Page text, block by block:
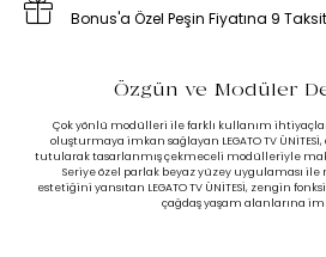
Bonus'a Özel Peşin Fiyatına 9 Taksit
Özgün ve Modüler
Çok yönlü modülleri ile farklı kullanım
oluşturmaya imkan sağlayan LEGATO TV
tutularak tasarlanmış çekmeceli modülleriyle
Seriye özel parlak beyaz yüzey uygulaması
estetiğini yansıtan LEGATO TV ÜNİTESİ, zengin
çağdaş yaşam alanlarına